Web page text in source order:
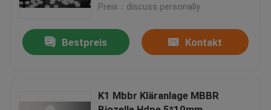
Fordern Sie ein Zitat
MBBR-Biomedien
Preis：discuss personally
Bestpreis Kontakt
K1 Mbbr Kläranlage MBBR